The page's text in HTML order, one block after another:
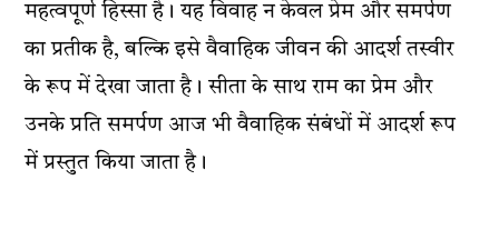
महत्वपूर्ण हिस्सा है। यह विवाह न केवल प्रेम और समर्पण
का प्रतीक है, बल्कि इसे वैवाहिक जीवन की आदर्श तस्वीर
के रूप में देखा जाता है। सीता के साथ राम का प्रेम और
उनके प्रति समर्पण आज भी वैवाहिक संबंधों में आदर्श रूप
में प्रस्तुत किया जाता है।